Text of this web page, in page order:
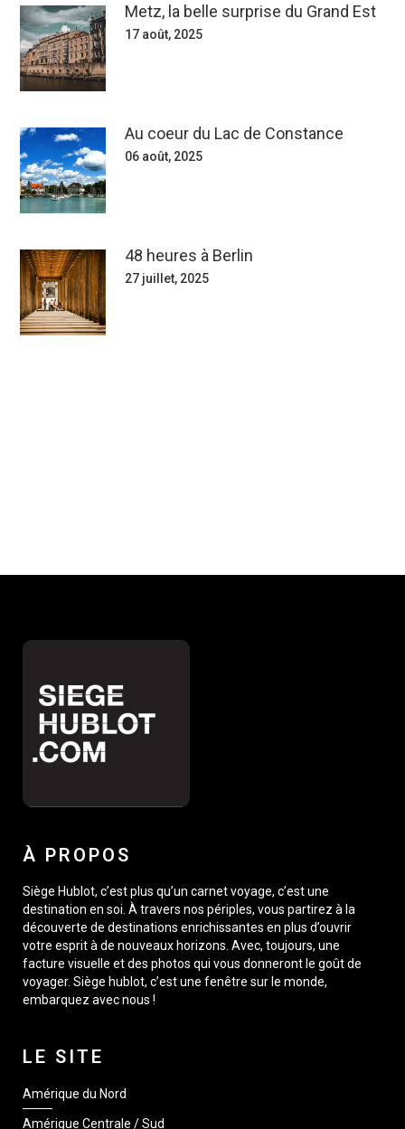
Metz, la belle surprise du Grand Est
17 août, 2025
Au coeur du Lac de Constance
06 août, 2025
48 heures à Berlin
27 juillet, 2025
À PROPOS
Siège Hublot, c’est plus qu’un carnet voyage, c’est une
destination en soi. À travers nos périples, vous partirez à la
découverte de destinations enrichissantes en plus d’ouvrir
votre esprit à de nouveaux horizons. Avec, toujours, une
facture visuelle et des photos qui vous donneront le goût de
voyager. Siège hublot, c’est une fenêtre sur le monde,
embarquez avec nous !
LE SITE
Amérique du Nord
Amérique Centrale / Sud